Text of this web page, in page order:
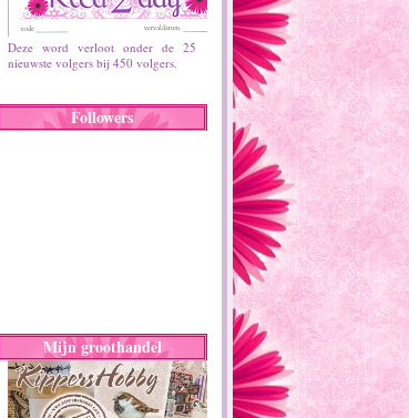
Deze word verloot onder de 25
nieuwste volgers bij 450 volgers.
Followers
Mijn groothandel